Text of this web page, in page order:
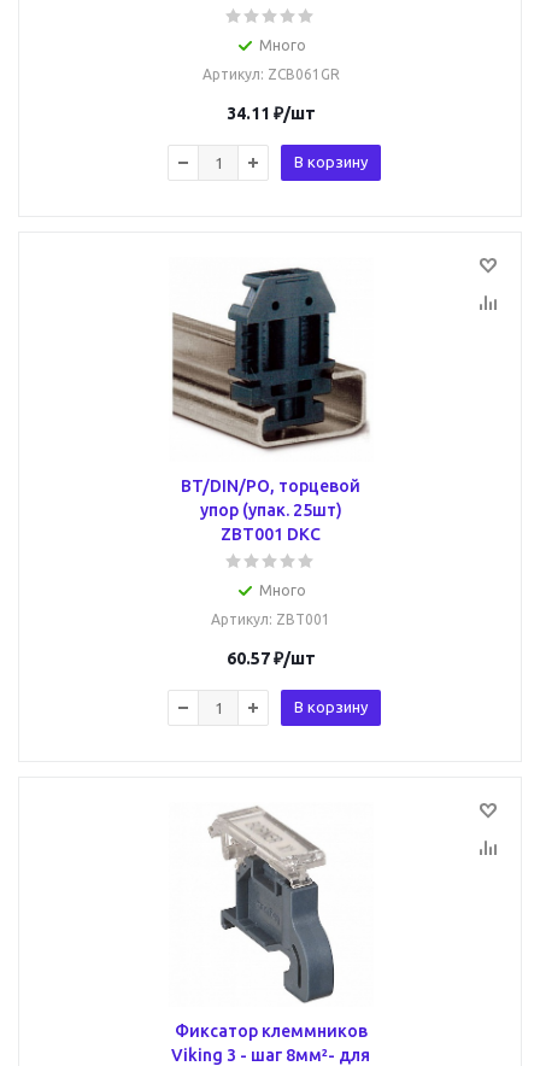
Много
Артикул: ZCB061GR
34.11 ₽/шт
В корзину
BT/DIN/PO, торцевой
упор (упак. 25шт)
ZBT001 DKC
Много
Артикул: ZBT001
60.57₽/шт
В корзину
Фиксатор клеммников
Viking 3 - шаг 8мм²- для